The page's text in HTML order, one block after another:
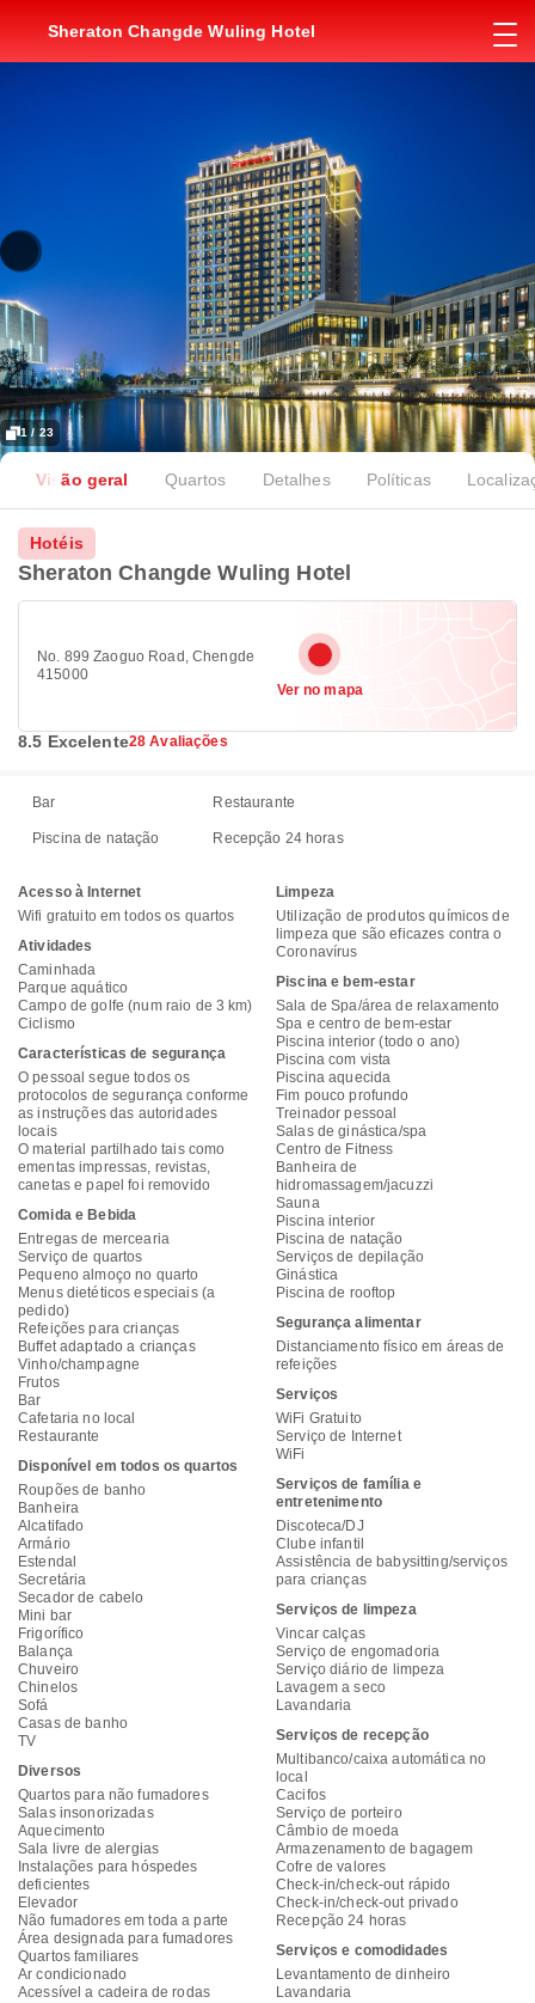
Sheraton Changde Wuling Hotel
1 / 23
Visão geral Quartos Detalhes Políticas
Hotéis
Sheraton Changde Wuling Hotel
No. 899 Zaoguo Road, Chengde
415000
Ver no mapa
8.5 Excelente28 Avaliações
Bar Restaurante
Piscina de natação Recepção 24 horas
Acesso à Internet
Wifi gratuito em todos os quartos
Atividades
Caminhada
Parque aquático
Campo de golfe (num raio de 3 km)
Ciclismo
Características de segurança
O pessoal segue todos os
protocolos de segurança conforme
as instruções das autoridades
locais
O material partilhado tais como
ementas impressas, revistas,
canetas e papel foi removido
Comida e Bebida
Entregas de mercearia
Serviço de quartos
Pequeno almoço no quarto
Menus dietéticos especiais (a
pedido)
Refeições para crianças
Buffet adaptado a crianças
Vinho/champagne
Frutos
Bar
Cafetaria no local
Restaurante
Disponível em todos os quartos
Roupões de banho
Banheira
Alcatifado
Armário
Estendal
Secretária
Secador de cabelo
Mini bar
Frigorífico
Balança
Chuveiro
Chinelos
Sofá
Casas de banho
TV
Diversos
Quartos para não fumadores
Salas insonorizadas
Aquecimento
Sala livre de alergias
Instalações para hóspedes
deficientes
Elevador
Não fumadores em toda a parte
Área designada para fumadores
Quartos familiares
Ar condicionado
Acessível a cadeira de rodas
Limpeza
Utilização de produtos químicos de
limpeza que são eficazes contra o
Coronavírus
Piscina e bem-estar
Sala de Spa/área de relaxamento
Spa e centro de bem-estar
Piscina interior (todo o ano)
Piscina com vista
Piscina aquecida
Fim pouco profundo
Treinador pessoal
Salas de ginástica/spa
Centro de Fitness
Banheira de
hidromassagem/jacuzzi
Sauna
Piscina interior
Piscina de natação
Serviços de depilação
Ginástica
Piscina de rooftop
Segurança alimentar
Distanciamento físico em áreas de
refeições
Serviços
WiFi Gratuito
Serviço de Internet
WiFi
Serviços de família e
entretenimento
Discoteca/DJ
Clube infantil
Assistência de babysitting/serviços
para crianças
Serviços de limpeza
Vincar calças
Serviço de engomadoria
Serviço diário de limpeza
Lavagem a seco
Lavandaria
Serviços de recepção
Multibanco/caixa automática no
local
Cacifos
Serviço de porteiro
Câmbio de moeda
Armazenamento de bagagem
Cofre de valores
Check-in/check-out rápido
Check-in/check-out privado
Recepção 24 horas
Serviços e comodidades
Levantamento de dinheiro
Lavandaria